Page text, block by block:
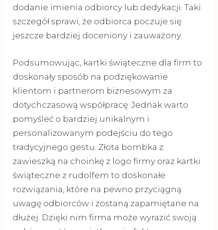
dodanie imienia odbiorcy lub dedykacji. Taki
szczegół sprawi, że odbiorca poczuje się
jeszcze bardziej doceniony i zauważony.
Podsumowując, kartki świąteczne dla firm to
doskonały sposób na podziękowanie
klientom i partnerom biznesowym za
dotychczasową współpracę. Jednak warto
pomyśleć o bardziej unikalnym i
personalizowanym podejściu do tego
tradycyjnego gestu. Złota bombka z
zawieszką na choinkę z logo firmy oraz kartki
świąteczne z rudolfem to doskonałe
rozwiązania, które na pewno przyciągną
uwagę odbiorców i zostaną zapamiętane na
dłużej. Dzięki nim firma może wyrazić swoją